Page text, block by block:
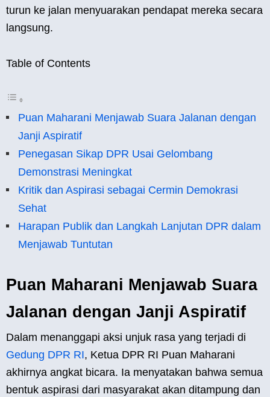
turun ke jalan menyuarakan pendapat mereka secara
langsung.
Table of Contents
Puan Maharani Menjawab Suara Jalanan dengan
Janji Aspiratif
Penegasan Sikap DPR Usai Gelombang
Demonstrasi Meningkat
Kritik dan Aspirasi sebagai Cermin Demokrasi
Sehat
Harapan Publik dan Langkah Lanjutan DPR dalam
Menjawab Tuntutan
Puan Maharani Menjawab Suara
Jalanan dengan Janji Aspiratif
Dalam menanggapi aksi unjuk rasa yang terjadi di
Gedung DPR RI, Ketua DPR RI Puan Maharani
akhirnya angkat bicara. Ia menyatakan bahwa semua
bentuk aspirasi dari masyarakat akan ditampung dan